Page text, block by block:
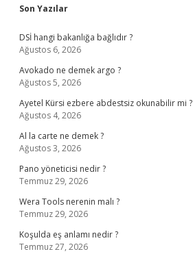
Sidebar
Son Yazılar
DSİ hangi bakanlığa bağlıdır ?
Ağustos 6, 2026
Avokado ne demek argo ?
Ağustos 5, 2026
Ayetel Kürsi ezbere abdestsiz okunabilir mi ?
Ağustos 4, 2026
Al la carte ne demek ?
Ağustos 3, 2026
Pano yöneticisi nedir ?
Temmuz 29, 2026
Wera Tools nerenin malı ?
Temmuz 29, 2026
Koşulda eş anlamı nedir ?
Temmuz 27, 2026